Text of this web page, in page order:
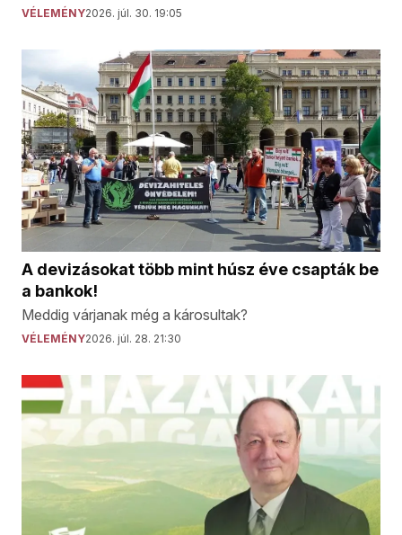
VÉLEMÉNY2026. júl. 30. 19:05
A devizásokat több mint húsz éve csapták be
a bankok!
Meddig várjanak még a károsultak?
VÉLEMÉNY2026. júl. 28. 21:30